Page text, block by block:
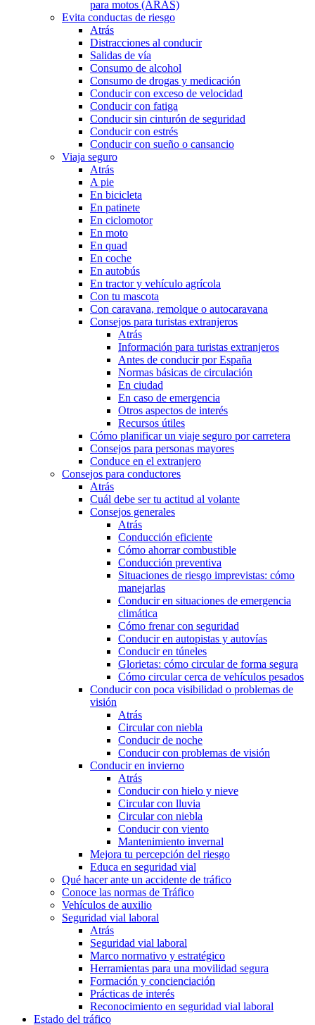
para motos (ARAS)
Evita conductas de riesgo
Atrás
Distracciones al conducir
Salidas de vía
Consumo de alcohol
Consumo de drogas y medicación
Conducir con exceso de velocidad
Conducir con fatiga
Conducir sin cinturón de seguridad
Conducir con estrés
Conducir con sueño o cansancio
Viaja seguro
Atrás
A pie
En bicicleta
En patinete
En ciclomotor
En moto
En quad
En coche
En autobús
En tractor y vehículo agrícola
Con tu mascota
Con caravana, remolque o autocaravana
Consejos para turistas extranjeros
Atrás
Información para turistas extranjeros
Antes de conducir por España
Normas básicas de circulación
En ciudad
En caso de emergencia
Otros aspectos de interés
Recursos útiles
Cómo planificar un viaje seguro por carretera
Consejos para personas mayores
Conduce en el extranjero
Consejos para conductores
Atrás
Cuál debe ser tu actitud al volante
Consejos generales
Atrás
Conducción eficiente
Cómo ahorrar combustible
Conducción preventiva
Situaciones de riesgo imprevistas: cómo
manejarlas
Conducir en situaciones de emergencia
climática
Cómo frenar con seguridad
Conducir en autopistas y autovías
Conducir en túneles
Glorietas: cómo circular de forma segura
Cómo circular cerca de vehículos pesados
Conducir con poca visibilidad o problemas de
visión
Atrás
Circular con niebla
Conducir de noche
Conducir con problemas de visión
Conducir en invierno
Atrás
Conducir con hielo y nieve
Circular con lluvia
Circular con niebla
Conducir con viento
Mantenimiento invernal
Mejora tu percepción del riesgo
Educa en seguridad vial
Qué hacer ante un accidente de tráfico
Conoce las normas de Tráfico
Vehículos de auxilio
Seguridad vial laboral
Atrás
Seguridad vial laboral
Marco normativo y estratégico
Herramientas para una movilidad segura
Formación y concienciación
Prácticas de interés
Reconocimiento en seguridad vial laboral
Estado del tráfico